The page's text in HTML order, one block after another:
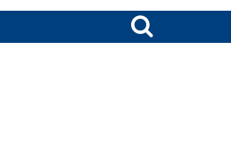
Suchen nach: